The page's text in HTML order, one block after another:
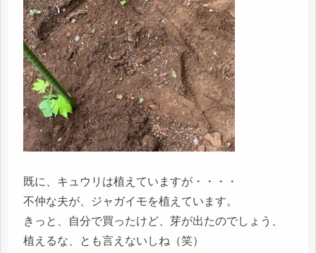
既に、キュウリは植えていますが・・・・
不仲な夫が、ジャガイモを植えています。
きっと、自分で買ったけど、芽が出たのでしょう、
植えるな、とも言えないしね（笑）